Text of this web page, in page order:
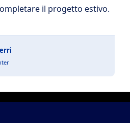
il progetto estivo.